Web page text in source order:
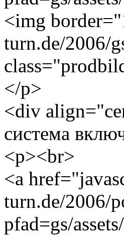
<img
turn.de/2006/
</p>
<div
система
<p><br>
<a
turn.de/2006/
pfad=gs/